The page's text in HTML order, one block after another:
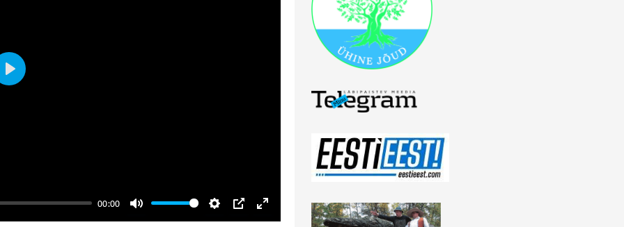
00:00
Mute Settings
PIP Enter fullscreen
Play